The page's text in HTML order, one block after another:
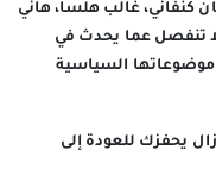
كنفاني، غالب هلسا، هاني
لا تنفصل عما يحدث في
موضوعاتها السياسية
يحفزك للعودة إلى